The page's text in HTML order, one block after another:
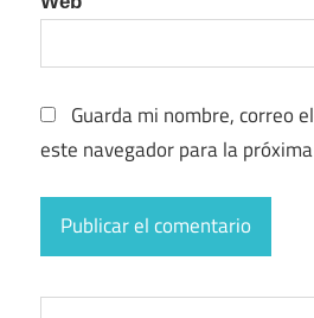
Guarda mi nombre, correo
este navegador para la